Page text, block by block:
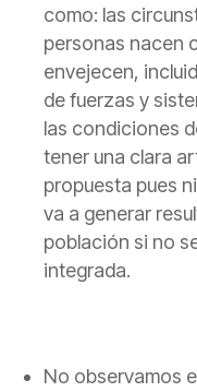
como: las
personas nacen
envejecen,
de fuerzas y
las condiciones
tener una clara
propuesta pues
va a generar
población si no
integrada.
No observamos